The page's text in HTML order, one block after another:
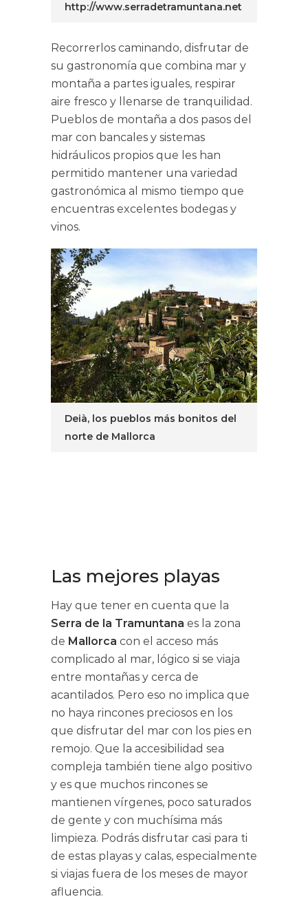
http://www.serradetramuntana.net
Recorrerlos caminando, disfrutar de
su gastronomía que combina mar y
montaña a partes iguales, respirar
aire fresco y llenarse de tranquilidad.
Pueblos de montaña a dos pasos del
mar con bancales y sistemas
hidráulicos propios que les han
permitido mantener una variedad
gastronómica al mismo tiempo que
encuentras excelentes bodegas y
vinos.
Deià, los pueblos más bonitos del
norte de Mallorca
Las mejores playas
Hay que tener en cuenta que la
Serra de la Tramuntana es la zona
de Mallorca con el acceso más
complicado al mar, lógico si se viaja
entre montañas y cerca de
acantilados. Pero eso no implica que
no haya rincones preciosos en los
que disfrutar del mar con los pies en
remojo. Que la accesibilidad sea
compleja también tiene algo positivo
y es que muchos rincones se
mantienen vírgenes, poco saturados
de gente y con muchísima más
limpieza. Podrás disfrutar casi para ti
de estas playas y calas, especialmente
si viajas fuera de los meses de mayor
afluencia.